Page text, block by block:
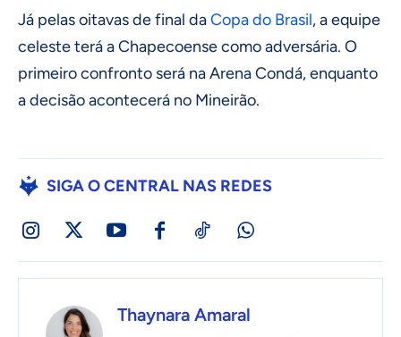
Já pelas oitavas de final daCopa do Brasil, a equipe
celeste terá a Chapecoense como adversária. O
primeiro confronto será na Arena Condá, enquanto
a decisão acontecerá no Mineirão.
SIGA O CENTRAL NAS REDES
Thaynara Amaral